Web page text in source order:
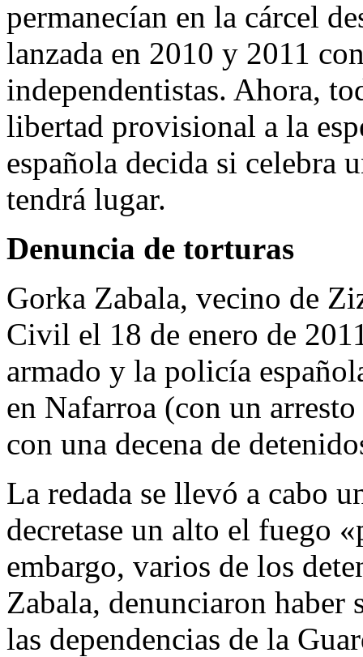
permanecían en la cárcel
lanzada en 2010 y 2011
independentistas. Ahora,
libertad provisional a la
española decida si celebra
tendrá lugar.
Denuncia de torturas
Gorka Zabala, vecino de
Civil el 18 de enero de
armado y la policía
en Nafarroa (con un
con una decena de
La redada se llevó a cabo
decretase un alto el fuego
embargo, varios de los
Zabala, denunciaron haber
las dependencias de la